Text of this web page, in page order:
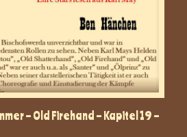
– Old Firehand – Kapitel 19 –